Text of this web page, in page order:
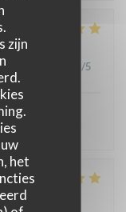
zijn
het
/ Prijs /5
saveur